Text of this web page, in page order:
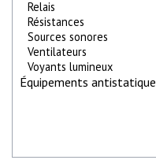
Relais
Résistances
Sources sonores
Ventilateurs
Voyants lumineux
Équipements antistatique